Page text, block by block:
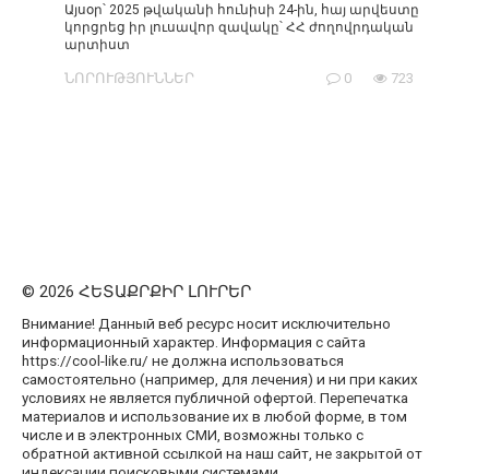
Այսօր՝ 2025 թվականի հունիսի 24-ին, հայ արվեստը
կորցրեց իր լուսավոր զավակը՝ ՀՀ ժողովրդական
արտիստ
ՆՈՐՈՒԹՅՈՒՆՆԵՐ 0 723
© 2026 ՀԵՏԱՔՐՔԻՐ ԼՈՒՐԵՐ
Внимание! Данный веб ресурс носит исключительно
информационный характер. Информация с сайта
https://cool-like.ru/ не должна использоваться
самостоятельно (например, для лечения) и ни при каких
условиях не является публичной офертой. Перепечатка
материалов и использование их в любой форме, в том
числе и в электронных СМИ, возможны только с
обратной активной ссылкой на наш сайт, не закрытой от